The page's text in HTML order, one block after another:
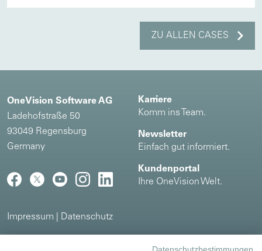
ZU ALLEN CASES
OneVision Software AG
Ladehofstraße 50
93049 Regensburg
Germany
Impressum Datenschutz
Karriere
Komm ins Team.
Newsletter
Einfach gut informiert.
Kundenportal
Ihre OneVision Welt.